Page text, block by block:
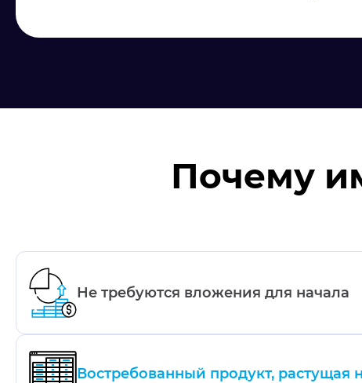
Почему
Не требуются вложения для начала
Востребованный продукт, растущая